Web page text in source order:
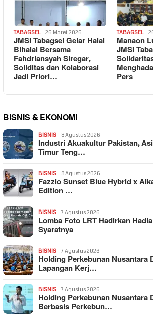
TABAGSEL 26 Maret 2026
JMSI Tabagsel Gelar Halal
Bihalal Bersama
Fahdriansyah Siregar,
Soliditas dan Kolaborasi
Jadi Priori…
TABAGSEL
Manaon
JMSI
Pers
BISNIS & EKONOMI
BISNIS 8 Agustus 2026
Industri Akuakultur Pakistan,
Timur Teng…
BISNIS 8 Agustus 2026
Fazzio Sunset Blue Hybrid x
Edition …
BISNIS 7 Agustus 2026
Lomba Foto LRT Hadirkan
Syaratnya
BISNIS 7 Agustus 2026
Holding Perkebunan Nusantara
Lapangan Kerj…
BISNIS 7 Agustus 2026
Holding Perkebunan Nusantara
Berbasis Perkebun…